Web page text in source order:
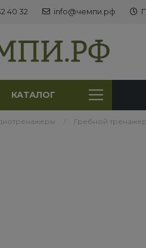
40 32 info@чемпи.рф
КАТАЛОГ
Гребной тренажер